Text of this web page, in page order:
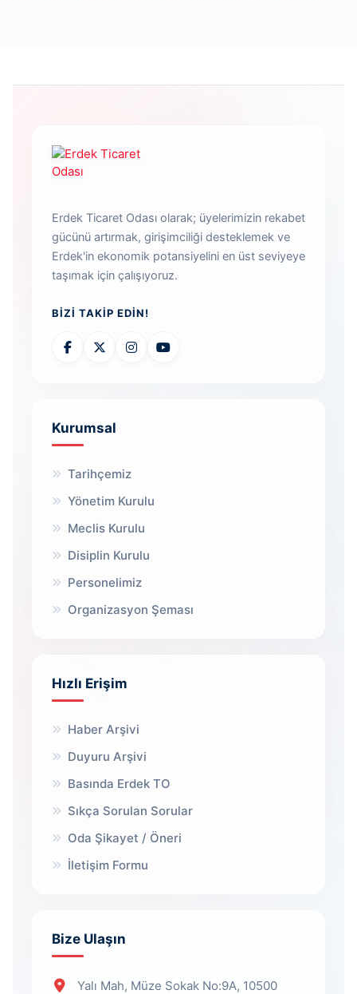
Erdek Ticaret Odası olarak; üyelerimizin rekabet
gücünü artırmak, girişimciliği desteklemek ve
Erdek'in ekonomik potansiyelini en üst seviyeye
taşımak için çalışıyoruz.
BIZI TAKIP EDIN!
Kurumsal
Tarihçemiz
Yönetim Kurulu
Meclis Kurulu
Disiplin Kurulu
Personelimiz
Organizasyon Şeması
Hızlı Erişim
Haber Arşivi
Duyuru Arşivi
Basında Erdek TO
Sıkça Sorulan Sorular
Oda Şikayet / Öneri
İletişim Formu
Bize Ulaşın
Yalı Mah, Müze Sokak No:9A, 10500